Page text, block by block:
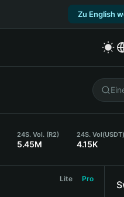
Zu English
24S. Vol. (R2)
5.45M
24S. Vol(USDT)
4.15K
Lite Pro